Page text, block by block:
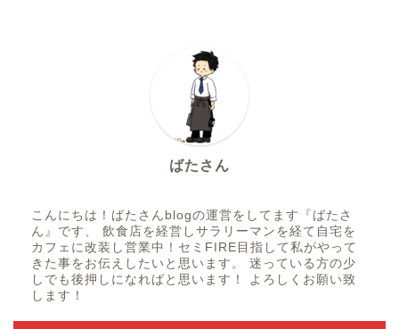
ばたさん
こんにちは！ばたさんblogの運営をしてます『ばたさ
ん』です、 飲食店を経営しサラリーマンを経て自宅を
カフェに改装し営業中！セミFIRE目指して私がやって
きた事をお伝えしたいと思います。 迷っている方の少
しでも後押しになればと思います！ よろしくお願い致
します！